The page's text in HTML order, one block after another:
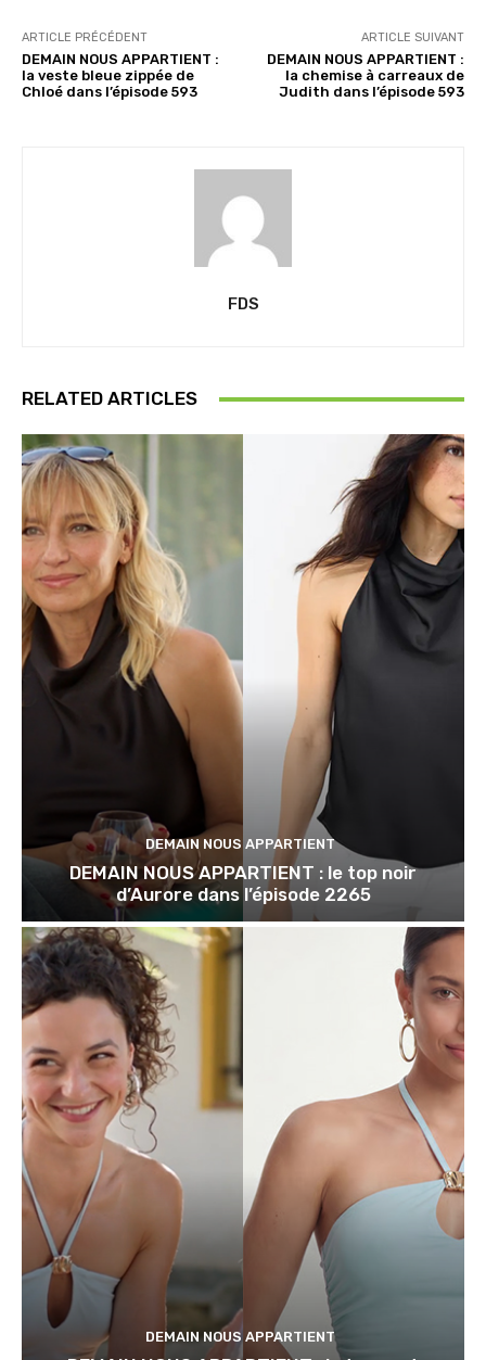
ARTICLE PRÉCÉDENT
DEMAIN NOUS APPARTIENT :
la veste bleue zippée de
Chloé dans l’épisode 593
ARTICLE SUIVANT
DEMAIN NOUS APPARTIENT :
la chemise à carreaux de
Judith dans l’épisode 593
FDS
RELATED ARTICLES
DEMAIN NOUS APPARTIENT
DEMAIN NOUS APPARTIENT : le top noir
d’Aurore dans l’épisode 2265
DEMAIN NOUS APPARTIENT